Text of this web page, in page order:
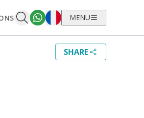
FrançaisMENU
SHARE